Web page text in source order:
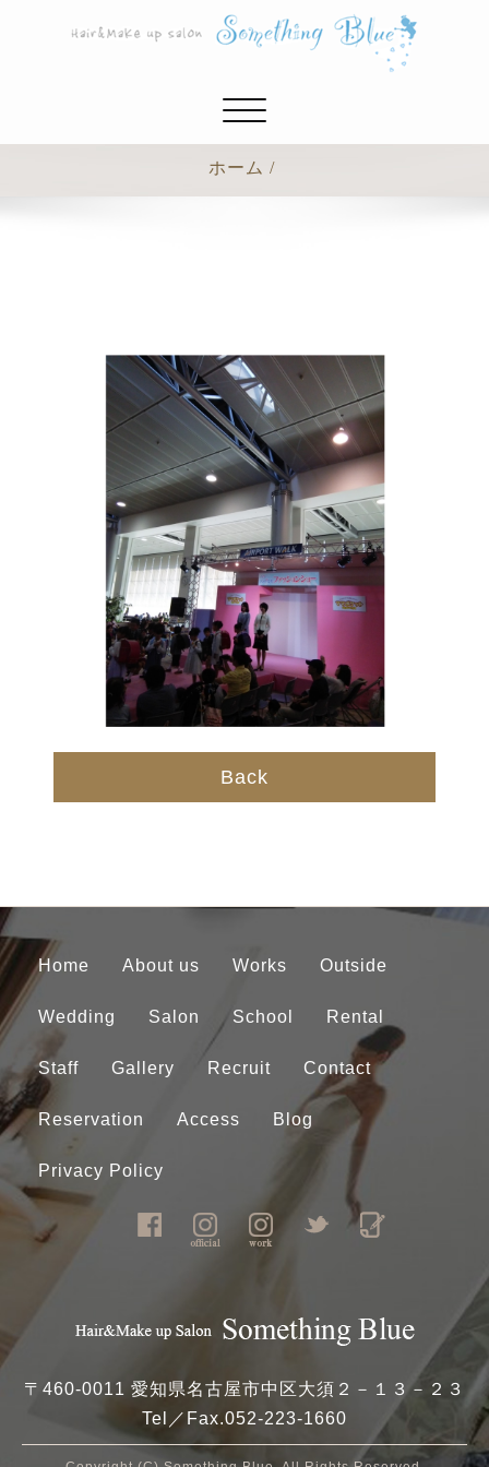
ナ
ゲ
え
ホーム
Back
Home About us Works Outside
Wedding Salon School Rental
Staff Gallery Recruit Contact
Reservation Access Blog
Privacy Policy
〒460-0011 愛知県名古屋市中区大須２－１３－２３
Tel／Fax.052-223-1660